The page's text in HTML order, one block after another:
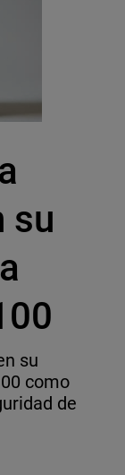
su
su
como
de